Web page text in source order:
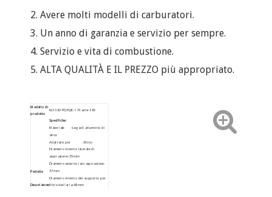
2. Avere molti modelli di carburatori.
3. Un anno di garanzia e servizio per sempre.
4. Servizio e vita di combustione.
5. ALTA QUALITÀ E IL PREZZO più appropriato.
Modello di
prodotto
KLF360 PD35JK-1 Prairie 360
Podotto
Descrizione
Specifiche:
Materiale : Lega di alluminio di
zinco
Adattarsi per : Moto
Diametro interno laterale di
aspirazione: 35mm
Diametro esterno lato aspirazione:
37mm
Diametro interno del supporto per
filtro dell'aria: 48mm